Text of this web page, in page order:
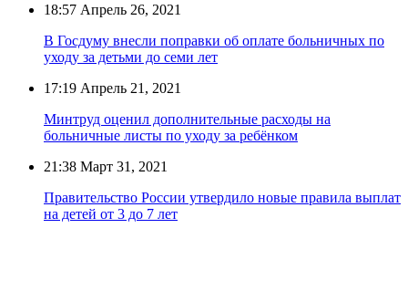
18:57 Апрель 26, 2021
В Госдуму внесли поправки об оплате больничных по
уходу за детьми до семи лет
17:19 Апрель 21, 2021
Минтруд оценил дополнительные расходы на
больничные листы по уходу за ребёнком
21:38 Март 31, 2021
Правительство России утвердило новые правила выплат
на детей от 3 до 7 лет